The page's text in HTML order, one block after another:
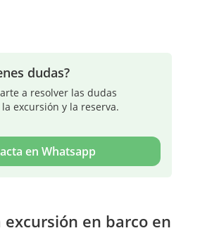
dudas?
a resolver las dudas
excursión y la reserva.
en Whatsapp
en barco en